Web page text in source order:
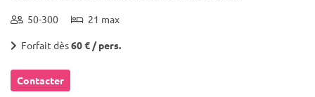
50-300 21 max
Forfait dès60 € / pers.
Contacter